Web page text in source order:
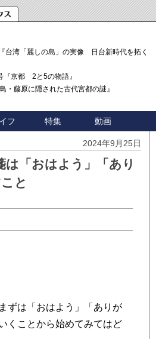
台湾「麗しの島」の実像 日台新時代を拓く「3
『京都 2と5の物語』
・藤原に隠された古代宮都の謎』
フ 特集 動画
2024年9月25日
は「おはよう」「あり
と
ずは「おはよう」「ありが
くことから始めてみてはど